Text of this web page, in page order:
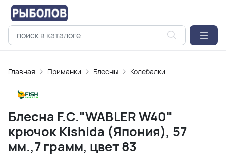
Главная Приманки Блесны Колебалки
Блесна F.C."WABLER W40"
крючок Kishida (Япония), 57
мм.,7 грамм, цвет 83